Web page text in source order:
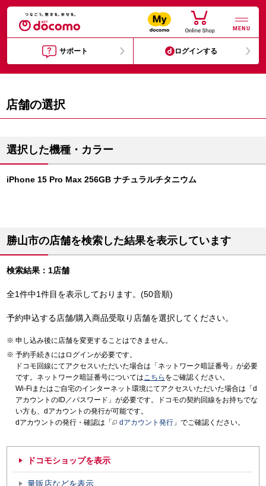
MENU
サポート ログインする
店舗の選択
選択した機種・カラー
iPhone 15 Pro Max 256GB ナチュラルチタニウム
勝山市の店舗を検索した結果を表示しています
検索結果：1店舗
全1件中1件目を表示しております。(50音順)
予約申込する店舗/購入商品受取り店舗を選択してください。
申し込み後に店舗を変更することはできません。
予約手続きにはログインが必要です。
ドコモ回線にてアクセスいただいた場合は「ネットワーク暗証番号」が必要
です。ネットワーク暗証番号についてはこちら をご確認ください。
Wi-Fiまたはご自宅のインターネット環境にてアクセスいただいた場合は「d
アカウントのID／パスワード」が必要です。ドコモの契約回線をお持ちでな
い方も、dアカウントの発行が可能です。
dアカウントの発行・確認は「
dアカウント発行 」でご確認ください。
ドコモショップを表示
量販店などを表示